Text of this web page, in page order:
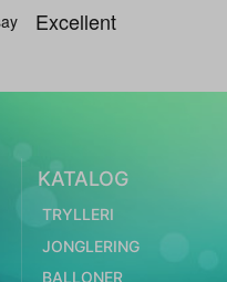
KATALOG
TRYLLERI
JONGLERING
BALLONER